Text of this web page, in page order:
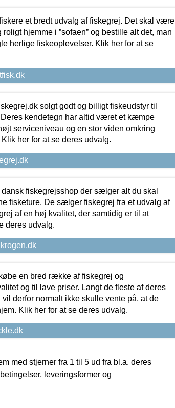
et bredt udvalg af fiskegrej. Det skal være
hjemme i ”sofaen” og bestille alt det, man
herlige fiskeoplevelser. Klik her for at se
solgt godt og billigt fiskeudstyr til
kendetegn har altid været et kæmpe
serviceniveau og en stor viden omkring
her for at se deres udvalg.
fiskegrejsshop der sælger alt du skal
fisketure. De sælger fiskegrej fra et udvalg af
af en høj kvalitet, der samtidig er til at
deres udvalg.
en bred række af fiskegrej og
og til lave priser. Langt de fleste af deres
derfor normalt ikke skulle vente på, at de
Klik her for at se deres udvalg.
med stjerner fra 1 til 5 ud fra bl.a. deres
leveringsformer og